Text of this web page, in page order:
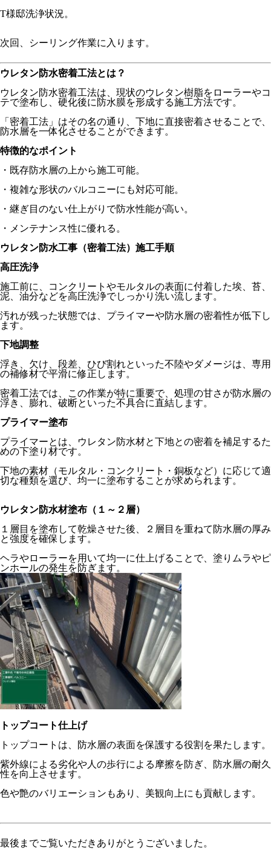
T様邸洗浄状況。
次回、シーリング作業に入ります。
ウレタン防水密着工法とは？
ウレタン防水密着工法は、現状のウレタン樹脂をローラーやコ
テで塗布し、硬化後に防水膜を形成する施工方法です。
「密着工法」はその名の通り、下地に直接密着させることで、
防水層を一体化させることができます。
特徴的なポイント
・既存防水層の上から施工可能。
・複雑な形状のバルコニーにも対応可能。
・継ぎ目のない仕上がりで防水性能が高い。
・メンテナンス性に優れる。
ウレタン防水工事（密着工法）施工手順
高圧洗浄
施工前に、コンクリートやモルタルの表面に付着した埃、苔、
泥、油分などを高圧洗浄でしっかり洗い流します。
汚れが残った状態では、プライマーや防水層の密着性が低下し
ます。
下地調整
浮き、欠け、段差、ひび割れといった不陸やダメージは、専用
の補修材で平滑に修正します。
密着工法では、この作業が特に重要で、処理の甘さが防水層の
浮き、膨れ、破断といった不具合に直結します。
プライマー塗布
プライマーとは、ウレタン防水材と下地との密着を補足するた
めの下塗り材です。
下地の素材（モルタル・コンクリート・銅板など）に応じて適
切な種類を選び、均一に塗布することが求められます。
ウレタン防水材塗布（１～２層）
１層目を塗布して乾燥させた後、２層目を重ねて防水層の厚み
と強度を確保します。
ヘラやローラーを用いて均一に仕上げることで、塗りムラやピ
ンホールの発生を防ぎます。
トップコート仕上げ
トップコートは、防水層の表面を保護する役割を果たします。
紫外線による劣化や人の歩行による摩擦を防ぎ、防水層の耐久
性を向上させます。
色や艶のバリエーションもあり、美観向上にも貢献します。
最後までご覧いただきありがとうございました。